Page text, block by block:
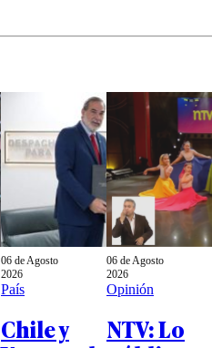
06 de Agosto
2026
País
Chile y
06 de Agosto
2026
Opinión
NTV: Lo